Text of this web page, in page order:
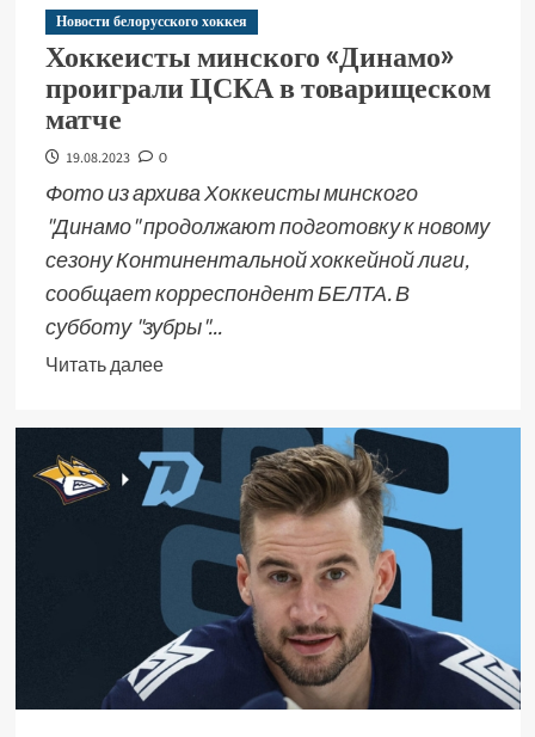
Новости белорусского хоккея
Хоккеисты минского «Динамо»
проиграли ЦСКА в товарищеском
матче
19.08.2023 0
Фото из архива Хоккеисты минского
"Динамо" продолжают подготовку к новому
сезону Континентальной хоккейной лиги,
сообщает корреспондент БЕЛТА. В
субботу "зубры"...
Читать далее